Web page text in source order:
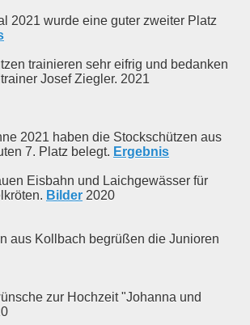
2021 wurde eine guter zweiter Platz
trainieren sehr eifrig und bedanken
Josef Ziegler. 2021
2021 haben die Stockschützen aus
7. Platz belegt. Ergebnis
Eisbahn und Laichgewässer für
Bilder 2020
aus Kollbach begrüßen die Junioren
zur Hochzeit "Johanna und